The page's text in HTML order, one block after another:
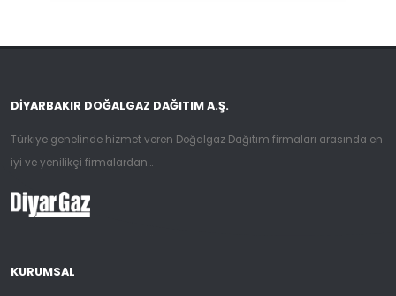
DIYARBAKIR DOĞALGAZ DAĞITIM A.Ş.
Türkiye genelinde hizmet veren Doğalgaz Dağıtım firmaları arasında en
iyi ve yenilikçi firmalardan...
KURUMSAL